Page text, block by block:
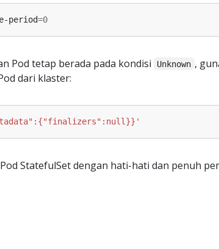
period=0
Pod tetap berada pada kondisi Unknown ,
dari klaster:
StatefulSet dengan hati-hati dan penuh